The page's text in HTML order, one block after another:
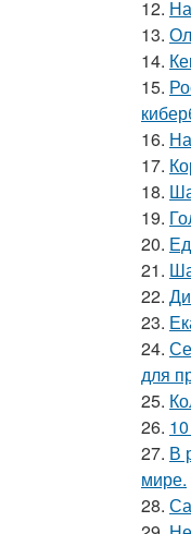
12.
13.
14.
15.
16.
17.
18.
19.
20.
21.
22.
23.
24.
для
25.
26.
27. В
мире.
28.